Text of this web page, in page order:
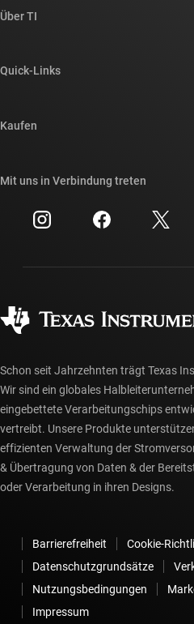
Über TI
Newsroom
Investorenbeziehungen
Fertigung
Quick-Links
Querverweis-Suche
Kundensupportzentrum
myTI-Konto FAQs
Kaufen
Häufig gestellte Fragen zu
Mit uns in Verbindung treten
Schon seit Jahrzehnten trägt Texas
Wir sind ein globales
eingebettete Verarbeitungschips
vertreibt. Unsere Produkte
effizienten Verwaltung der
& Übertragung von Daten & der
oder Verarbeitung in ihren Designs.
Barrierefreiheit
Cookie-
Datenschutzgrundsätze
Nutzungsbedingungen
Impressum